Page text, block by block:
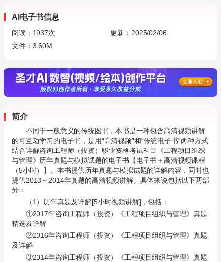
AI电子书信息
阅读： 1937次
更新：2025/02/06
文件：3.60M
简介
不同于一般意义的传统图书，本书是一种包含高清视频讲解
的可互动学习的电子书，是用“高清视频”和“传统电子书”两种方式
结合详解咨询工程师（投资）职业资格考试科目《工程项目组织
与管理》历年真题与模拟试题的电子书【电子书＋高清视频课程
（5小时）】。本书提供历年真题与模拟试题的详解内容，同时也
提供2013～2014年真题的高清视频讲解。具体来说包括以下两部
分：
（1）历年真题及详解[5小时视频讲解]，包括：
①2017年咨询工程师（投资）《工程项目组织与管理》真题
精选及详解
②2016年咨询工程师（投资）《工程项目组织与管理》真题
及详解
③2014年咨询工程师（投资）《工程项目组织与管理》真题